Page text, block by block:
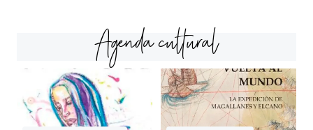
Agenda cultural